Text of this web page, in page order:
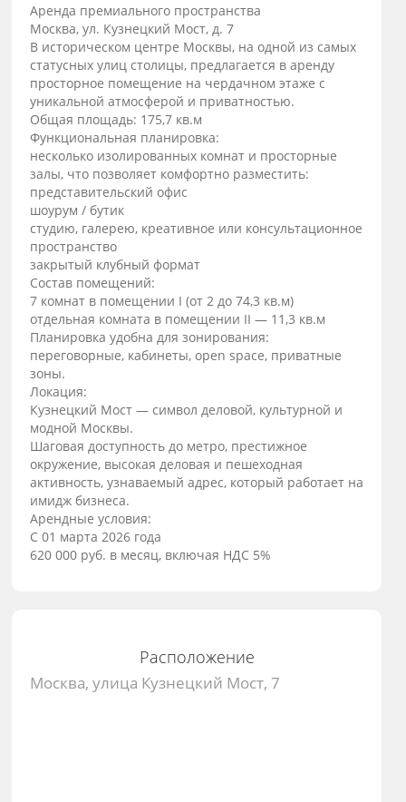
Аренда премиального пространства
Москва, ул. Кузнецкий Мост, д. 7
В историческом центре Москвы, на одной из самых
статусных улиц столицы, предлагается в аренду
просторное помещение на чердачном этаже с
уникальной атмосферой и приватностью.
Общая площадь: 175,7 кв.м
Функциональная планировка:
несколько изолированных комнат и просторные
залы, что позволяет комфортно разместить:
представительский офис
шоурум / бутик
студию, галерею, креативное или консультационное
пространство
закрытый клубный формат
Состав помещений:
7 комнат в помещении I (от 2 до 74,3 кв.м)
отдельная комната в помещении II — 11,3 кв.м
Планировка удобна для зонирования:
переговорные, кабинеты, open space, приватные
зоны.
Локация:
Кузнецкий Мост — символ деловой, культурной и
модной Москвы.
Шаговая доступность до метро, престижное
окружение, высокая деловая и пешеходная
активность, узнаваемый адрес, который работает на
имидж бизнеса.
Арендные условия:
С 01 марта 2026 года
620 000 руб. в месяц, включая НДС 5%
Расположение
Москва, улица Кузнецкий Мост, 7